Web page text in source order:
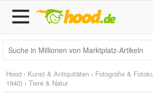
Hood › Kunst & Antiquitäten › Fotografie &
1940) › Tiere & Natur